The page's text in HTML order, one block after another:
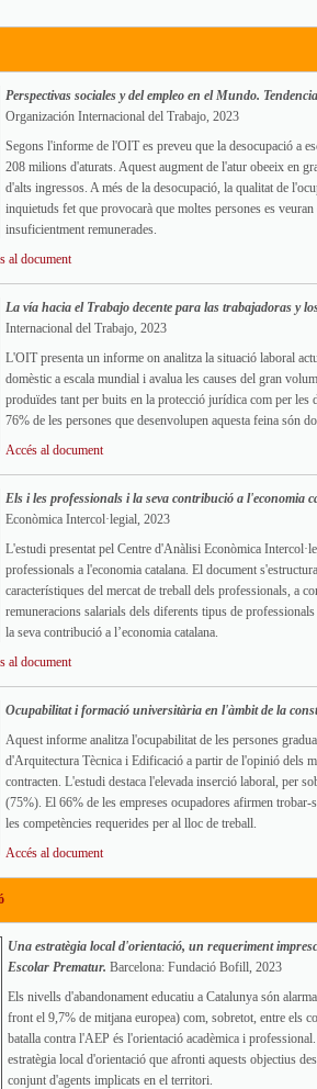
Perspectivas sociales y del empleo en el Mundo.
Organización Internacional del Trabajo, 2023
Segons l'informe de l'OIT es preveu que la desocupació a
208 milions d'aturats. Aquest augment de l'atur obeeix en
d'alts ingressos. A més de la desocupació, la qualitat de
inquietuds fet que provocarà que moltes persones es
insuficientment remunerades.
al document
La vía hacia el Trabajo decente para las trabajadoras y
Internacional del Trabajo, 2023
L'OIT presenta un informe on analitza la situació laboral
domèstic a escala mundial i avalua les causes del gran
produïdes tant per buits en la protecció jurídica com per les
76% de les persones que desenvolupen aquesta feina són
Accés al document
Els i les professionals i la seva contribució a l'economia
Econòmica Intercol·legial, 2023
L'estudi presentat pel Centre d'Anàlisi Econòmica
professionals a l'economia catalana. El document
característiques del mercat de treball dels professionals, a
remuneracions salarials dels diferents tipus de
la seva contribució a l’economia catalana.
al document
Ocupabilitat i formació universitària en l'àmbit de la
Aquest informe analitza l'ocupabilitat de les persones
d'Arquitectura Tècnica i Edificació a partir de l'opinió dels
contracten. L'estudi destaca l'elevada inserció laboral, per
(75%). El 66% de les empreses ocupadores afirmen
les competències requerides per al lloc de treball.
Accés al document
Una estratègia local d'orientació, un requeriment
Escolar Prematur. Barcelona: Fundació Bofill, 2023
Els nivells d'abandonament educatiu a Catalunya són
front el 9,7% de mitjana europea) com, sobretot, entre els
batalla contra l'AEP és l'orientació acadèmica i
estratègia local d'orientació que afronti aquests objectius
conjunt d'agents implicats en el territori.